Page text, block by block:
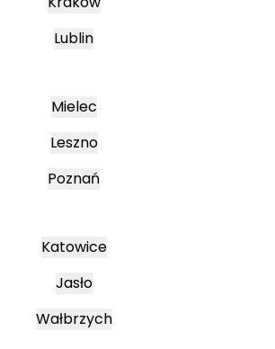
Lublin
Mielec
Leszno
Poznań
Katowice
Jasło
Wałbrzych